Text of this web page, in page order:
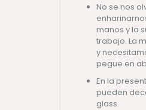
No se nos
manos y la
trabajo. La
y
pegue en
En la
pueden
glass.